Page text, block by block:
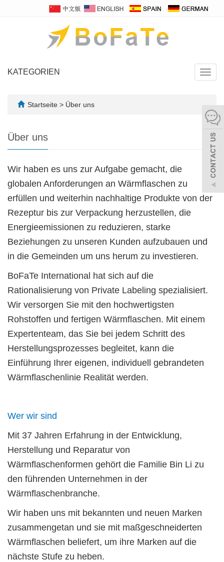
KATEGORIEN
Startseite > Über uns
Über uns
Wir haben es uns zur Aufgabe gemacht, die
globalen Anforderungen an Wärmflaschen zu
erfüllen und weiterhin nachhaltige Produkte von der
Rezeptur bis zur Verpackung herzustellen, die
Energieemissionen zu reduzieren, starke
Beziehungen zu unseren Kunden aufzubauen und
in die Gemeinden um uns herum zu investieren.
BoFaTe International hat sich auf die
Rationalisierung von Private Labeling spezialisiert.
Wir versorgen Sie mit den hochwertigsten
Rohstoffen und fertigen Wärmflaschen. Mit einem
Expertenteam, das Sie bei jedem Schritt des
Herstellungsprozesses begleitet, kann die
Einführung Ihrer eigenen, individuell gebrandeten
Wärmflaschenlinie Realität werden.
Wer wir sind
Mit 37 Jahren Erfahrung in der Entwicklung,
Herstellung und Reparatur von
Wärmflaschenformen gehört die Familie Bin Li zu
den führenden Unternehmen in der
Wärmflaschenbranche.
Wir haben uns mit bekannten und neuen Marken
zusammengetan und sie mit maßgeschneiderten
Wärmflaschen beliefert, um ihre Marken auf die
nächste Stufe zu heben.